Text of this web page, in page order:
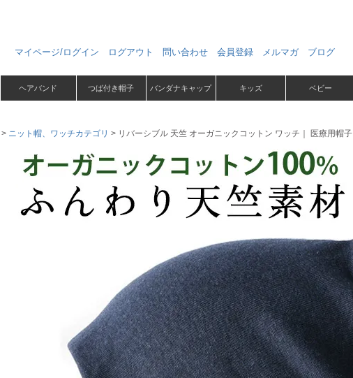
マイページ/ログイン ログアウト 問い合わせ 会員登録 メルマガ ブログ
ヘアバンド つば付き帽子 バンダナキャップ キッズ ベビー
ニット帽、ワッチカテゴリ リバーシブル 天竺 オーガニックコットン ワッチ｜ 医療用帽子